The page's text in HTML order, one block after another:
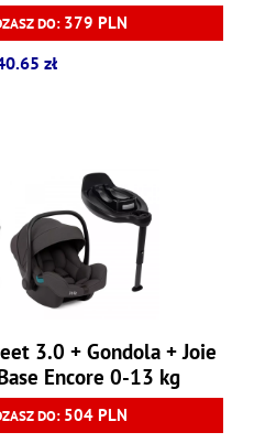
DO: 379 PLN
zł
3.0 + Gondola + Joie
Encore 0-13 kg
DO: 504 PLN